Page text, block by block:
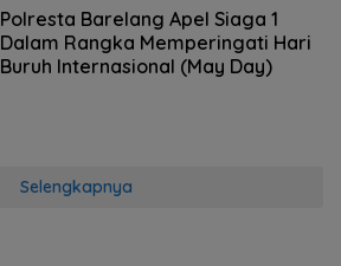
Polresta Barelang Apel Siaga 1
Dalam Rangka Memperingati Hari
Buruh Internasional (May Day)
Selengkapnya